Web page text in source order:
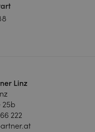
Linz
25b
222